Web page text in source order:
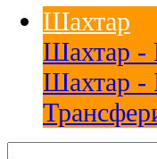
Шахтар
Шахтар -
Шахтар -